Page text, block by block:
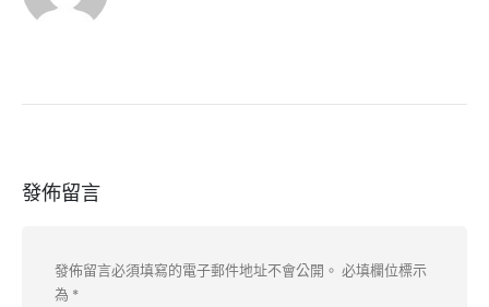
發佈留言
發佈留言必須填寫的電子郵件地址不會公開。 必填欄位標示
為 *